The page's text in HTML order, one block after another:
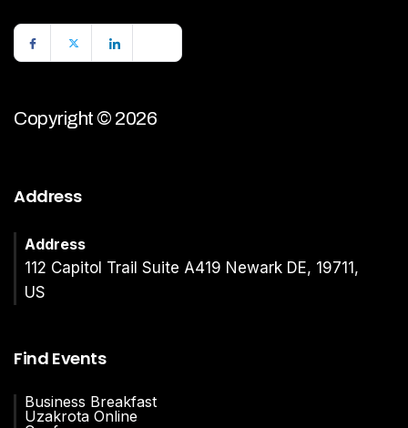
Copyright © 2026
Address
Address
112 Capitol Trail Suite A419 Newark DE, 19711,
US
Find Events
Business Breakfast
Uzakrota Online